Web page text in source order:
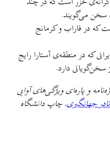
سخن می‌گويند.
که در فاراب و کرمانج
که در منطقه‌ی آستارا رايج
دارد.
و پاره‌ای ويژگی‌های آوايی
جهانگيری. چاپ دانشگاه